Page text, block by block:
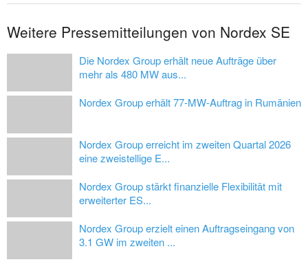
Weitere Pressemitteilungen von Nordex SE
Die Nordex Group erhält neue Aufträge über
mehr als 480 MW aus...
Nordex Group erhält 77-MW-Auftrag in Rumänien
Nordex Group erreicht im zweiten Quartal 2026
eine zweistellige E...
Nordex Group stärkt finanzielle Flexibilität mit
erweiterter ES...
Nordex Group erzielt einen Auftragseingang von
3.1 GW im zweiten ...